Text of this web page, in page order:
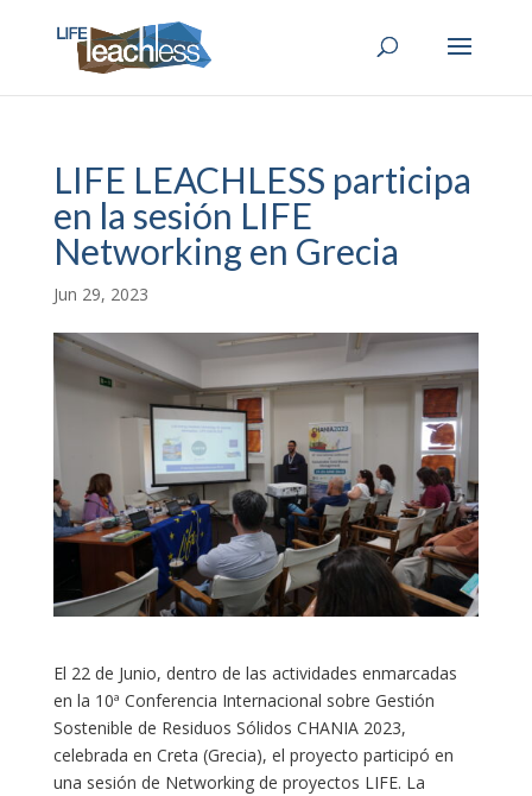
LIFE LEACHLESS participa
en la sesión LIFE
Networking en Grecia
Jun 29, 2023
El 22 de Junio, dentro de las actividades enmarcadas
en la 10ª Conferencia Internacional sobre Gestión
Sostenible de Residuos Sólidos CHANIA 2023,
celebrada en Creta (Grecia), el proyecto participó en
una sesión de Networking de proyectos LIFE. La